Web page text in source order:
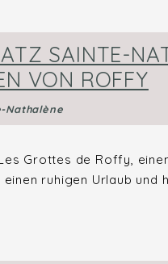
SAINTE-
VON ROFFY
Nathalène
Grottes de Roffy,
ruhigen Urlaub und